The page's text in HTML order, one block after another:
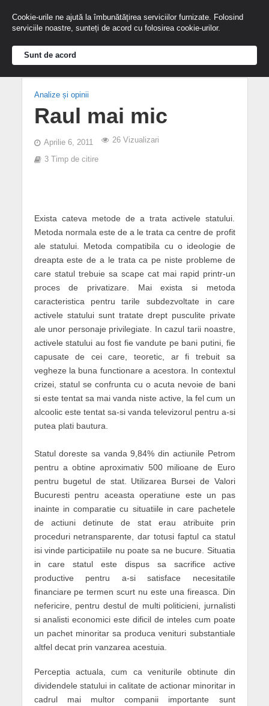
Analize și opinii
Raul mai mic
Aprilie 6, 2011 26 Vizualizari
3 Timp de citire
Exista cateva metode de a trata activele statului.
Metoda normala este de a le trata ca centre de profit
ale statului. Metoda compatibila cu o ideologie de
dreapta este de a le trata ca pe niste probleme de
care statul trebuie sa scape cat mai rapid printr-un
proces de privatizare. Mai exista si metoda
caracteristica pentru tarile subdezvoltate in care
activele statului sunt tratate drept pusculite private
ale unor personaje privilegiate. In cazul tarii noastre,
activele statului au fost fie vandute pe bani putini, fie
capusate de cei care, teoretic, ar fi trebuit sa
vegheze la buna functionare a acestora. In contextul
crizei, statul se confrunta cu o acuta nevoie de bani
si este tentat sa mai vanda niste active, la fel cum un
alcoolic este tentat sa-si vanda televizorul pentru a-si
putea plati bautura.
Statul doreste sa vanda 9,84% din actiunile Petrom
pentru a obtine aproximativ 500 milioane de Euro
pentru bugetul de stat. Utilizarea Bursei de Valori
Bucuresti pentru aceasta operatiune este un pas
inainte in comparatie cu situatiile in care pachetele
de actiuni detinute de stat erau atribuite prin
proceduri netransparente, dar totusi faptul ca statul
isi vinde participatiile nu poate sa ne bucure. Situatia
in care statul este dispus sa sacrifice active
productive pentru a-si satisface necesitatile
financiare pe termen scurt nu este una fireasca. Din
nefericire, pentru destul de multi politicieni, jurnalisti
si analisti economici este dificil de inteles cum poate
un pachet minoritar sa produca venituri substantiale
altfel decat prin vanzarea acestuia.
Perceptia actuala, cum ca veniturile obtinute din
dividendele statului in calitate de actionar minoritar in
cadrul mai multor companii importante sunt
Cookie-urile ne ajută la îmbunătățirea serviciilor furnizate. Folosind
serviciile noastre, sunteți de acord cu folosirea cookie-urilor.
Sunt de acord